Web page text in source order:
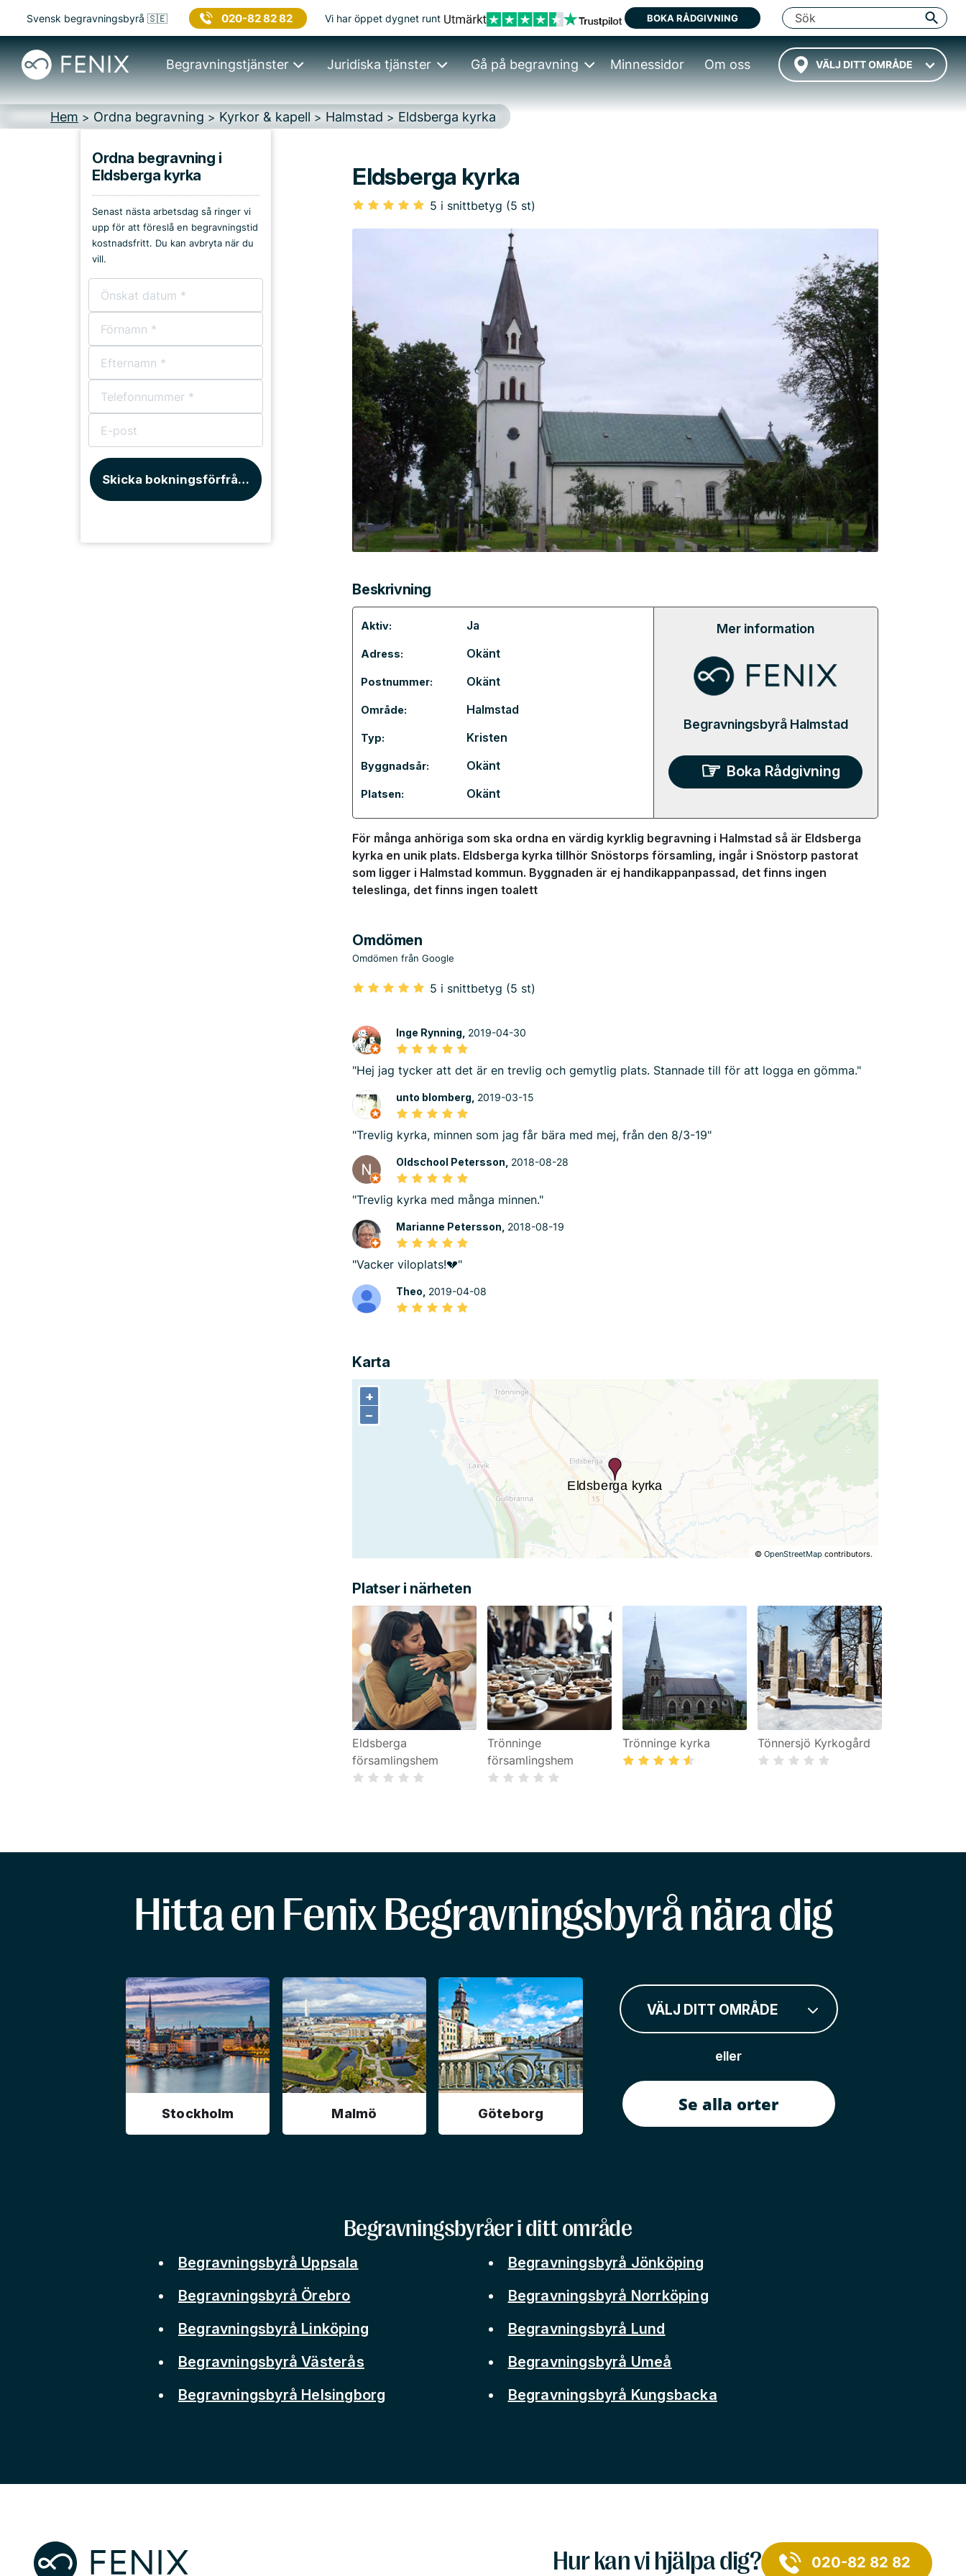
Svensk begravningsbyrå 🇸🇪 020-82 82 82 Vi har öppet dygnet runt BOKA RÅDGIVNING
VÄLJ DITT OMRÅDE
Begravningstjänster Juridiska tjänster Gå på begravning Minnessidor Om oss
Hem > Ordna begravning > Kyrkor & kapell > Halmstad > Eldsberga kyrka
Kyrkor & kapell
Begravningsplatser
Församlingshem
Bårhus
Ordna begravning i
Eldsberga kyrka
Senast nästa arbetsdag så ringer vi
upp för att föreslå en begravningstid
kostnadsfritt. Du kan avbryta när du
vill.
Skicka bokningsförfrågan
Eldsberga kyrka
5 i snittbetyg (5 st)
Beskrivning
Aktiv: Ja
Adress: Okänt
Postnummer: Okänt
Område: Halmstad
Typ: Kristen
Byggnadsår: Okänt
Platsen: Okänt
Mer information
Begravningsbyrå Halmstad
Boka Rådgivning
För många anhöriga som ska ordna en värdig kyrklig begravning i Halmstad så är Eldsberga
kyrka en unik plats. Eldsberga kyrka tillhör Snöstorps församling, ingår i Snöstorp pastorat
som ligger i Halmstad kommun. Byggnaden är ej handikappanpassad, det finns ingen
teleslinga, det finns ingen toalett
Omdömen
Omdömen från Google
5 i snittbetyg (5 st)
Inge Rynning, 2019-04-30
"Hej jag tycker att det är en trevlig och gemytlig plats. Stannade till för att logga en gömma."
unto blomberg, 2019-03-15
"Trevlig kyrka, minnen som jag får bära med mej, från den 8/3-19"
Oldschool Petersson, 2018-08-28
"Trevlig kyrka med många minnen."
Marianne Petersson, 2018-08-19
"Vacker viloplats!💔"
Theo, 2019-04-08
Karta
+
−
©OpenStreetMap contributors.
+
−
Platser i närheten
Eldsberga
församlingshem
Trönninge
församlingshem
Trönninge kyrka Tönnersjö Kyrkogård
Hitta en Fenix Begravningsbyrå nära dig
Stockholm Malmö Göteborg
VÄLJ DITT OMRÅDE
eller
Se alla orter
Begravningsbyråer i ditt område
Begravningsbyrå Uppsala
Begravningsbyrå Örebro
Begravningsbyrå Linköping
Begravningsbyrå Västerås
Begravningsbyrå Helsingborg
Begravningsbyrå Jönköping
Begravningsbyrå Norrköping
Begravningsbyrå Lund
Begravningsbyrå Umeå
Begravningsbyrå Kungsbacka
Hur kan vi hjälpa dig? 020-82 82 82